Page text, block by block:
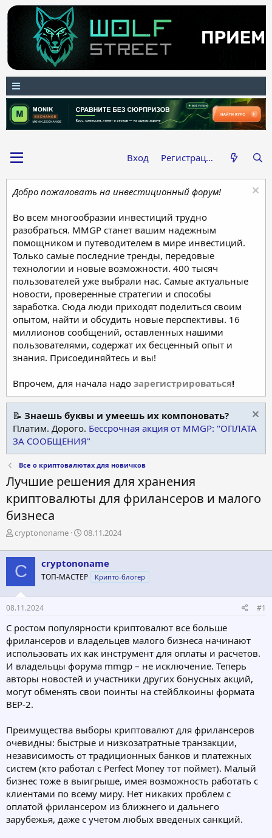
Вход Регистрация
Добро пожаловать на инвестиционный форум!
Во всем многообразии инвестиций трудно
разобраться. MMGP станет вашим надежным
помощником и путеводителем в мире инвестиций.
Только самые последние тренды, передовые
технологии и новые возможности. 400 тысяч
пользователей уже выбрали нас. Самые актуальные
новости, проверенные стратегии и способы
заработка. Сюда люди приходят поделиться своим
опытом, найти и обсудить новые перспективы. 16
миллионов сообщений, оставленных нашими
пользователями, содержат их бесценный опыт и
знания. Присоединяйтесь и вы!
Впрочем, для начала надо зарегистрироваться!
📝 Знаешь буквы и умеешь их компоновать?
Платим. Дорого. Бессрочная акция от MMGP: "ОПЛАТА
ЗА СООБЩЕНИЯ"
Все о криптовалютах для новичков
Лучшие решения для хранения
криптовалюты для фрилансеров и малого
бизнеса
А
т
о
р
т
е
м
cryptononame
Д
т
а
н
ч
а
08.11.2024
C cryptononame
ТОП-МАСТЕР Крипто-блогер
08.11.2024 #1
С ростом популярности криптовалют все больше
фрилансеров и владельцев малого бизнеса начинают
использовать их как инструмент для оплаты и расчетов.
И владельцы форума mmgp – не исключение. Теперь
авторы новостей и участники других бонусных акций,
могут обменять свои поинты на стейблкоины формата
BEP-2.
Преимущества выборы криптовалют для фрилансеров
очевидны: быстрые и низкозатратные транзакции,
независимость от традиционных банков и платежных
систем (кто работал с Perfect Money тот поймет). Малый
бизнес тоже в выигрыше, имея возможность работать с
клиентами по всему миру. Нет никаких проблем с
оплатой фрилансером из ближнего и дальнего
зарубежья, даже с учетом любых введеных санкций.